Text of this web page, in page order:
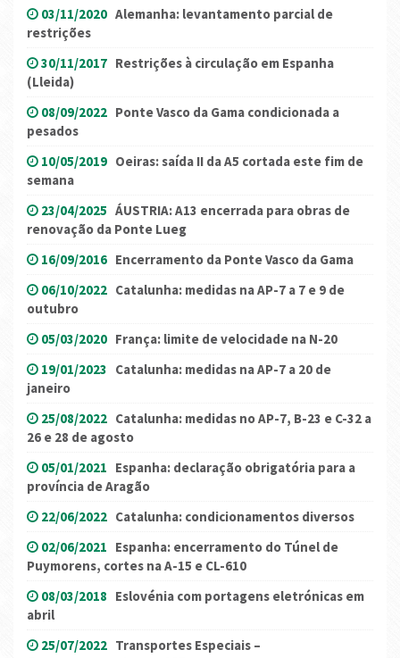
03/11/2020 Alemanha: levantamento parcial de
restrições
30/11/2017 Restrições à circulação em Espanha
(Lleida)
08/09/2022 Ponte Vasco da Gama condicionada a
pesados
10/05/2019 Oeiras: saída II da A5 cortada este fim de
semana
23/04/2025 ÁUSTRIA: A13 encerrada para obras de
renovação da Ponte Lueg
16/09/2016 Encerramento da Ponte Vasco da Gama
06/10/2022 Catalunha: medidas na AP-7 a 7 e 9 de
outubro
05/03/2020 França: limite de velocidade na N-20
19/01/2023 Catalunha: medidas na AP-7 a 20 de
janeiro
25/08/2022 Catalunha: medidas no AP-7, B-23 e C-32 a
26 e 28 de agosto
05/01/2021 Espanha: declaração obrigatória para a
província de Aragão
22/06/2022 Catalunha: condicionamentos diversos
02/06/2021 Espanha: encerramento do Túnel de
Puymorens, cortes na A-15 e CL-610
08/03/2018 Eslovénia com portagens eletrónicas em
abril
25/07/2022 Transportes Especiais –